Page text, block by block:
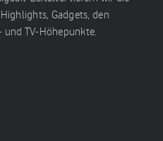
Gadgets, den
und TV-Höhepunkte.